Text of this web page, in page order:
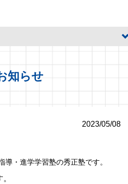
知らせ
2023/05/08
導・進学学習塾の秀正塾です。